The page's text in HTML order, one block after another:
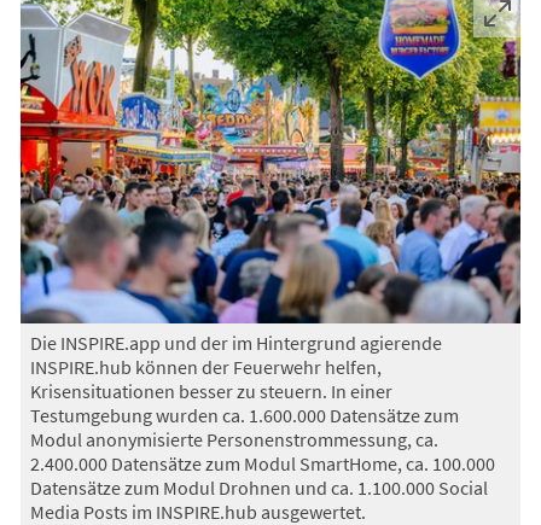
Die INSPIRE.app und der im Hintergrund agierende
INSPIRE.hub können der Feuerwehr helfen,
Krisensituationen besser zu steuern. In einer
Testumgebung wurden ca. 1.600.000 Datensätze zum
Modul anonymisierte Personenstrommessung, ca.
2.400.000 Datensätze zum Modul SmartHome, ca. 100.000
Datensätze zum Modul Drohnen und ca. 1.100.000 Social
Media Posts im INSPIRE.hub ausgewertet.